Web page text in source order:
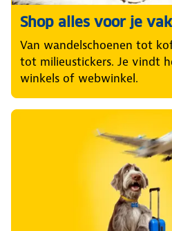
Shop alles voor je
Van wandelschoenen tot
tot milieustickers. Je vindt
winkels of webwinkel.